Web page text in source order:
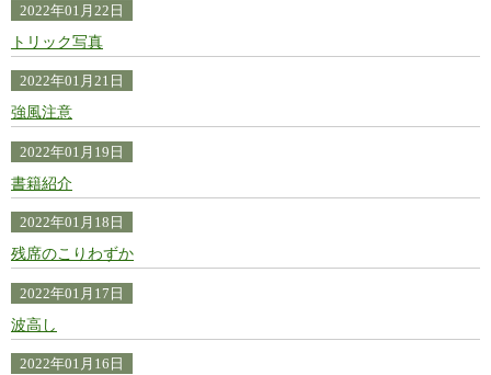
2022年01月22日
トリック写真
2022年01月21日
強風注意
2022年01月19日
書籍紹介
2022年01月18日
残席のこりわずか
2022年01月17日
波高し
2022年01月16日